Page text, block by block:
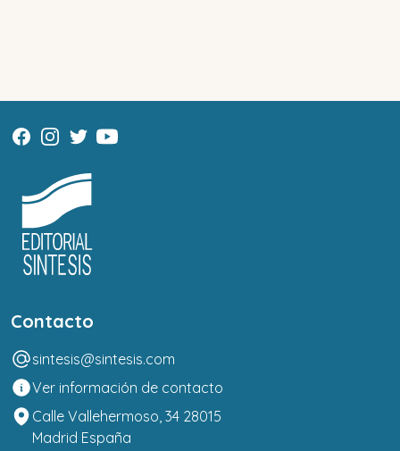
Contacto
sintesis@sintesis.com
Ver información de contacto
Calle Vallehermoso, 34 28015
Madrid España